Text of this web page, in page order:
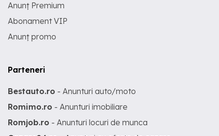
Anunț Premium
Abonament VIP
Anunț promo
Parteneri
Bestauto.ro - Anunturi auto/moto
Romimo.ro - Anunturi imobiliare
Romjob.ro - Anunturi locuri de munca